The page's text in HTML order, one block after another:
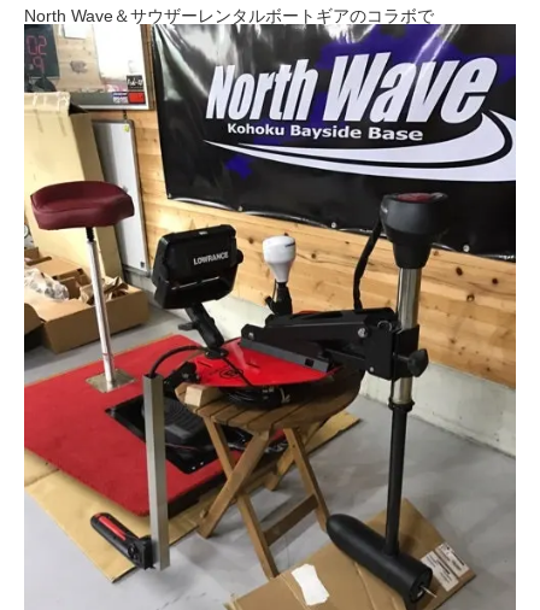
North Wave＆サウザーレンタルボートギアのコラボで